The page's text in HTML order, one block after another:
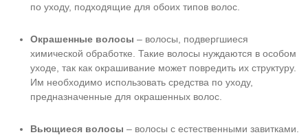
по уходу, подходящие для обоих типов волос.
Окрашенные волосы – волосы, подвергшиеся
химической обработке. Такие волосы нуждаются в особом
уходе, так как окрашивание может повредить их структуру.
Им необходимо использовать средства по уходу,
предназначенные для окрашенных волос.
Вьющиеся волосы – волосы с естественными завитками.